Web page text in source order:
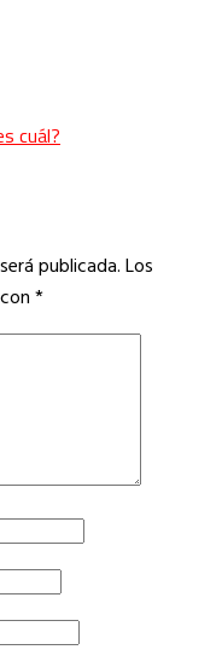
cuál?
publicada.Los
*